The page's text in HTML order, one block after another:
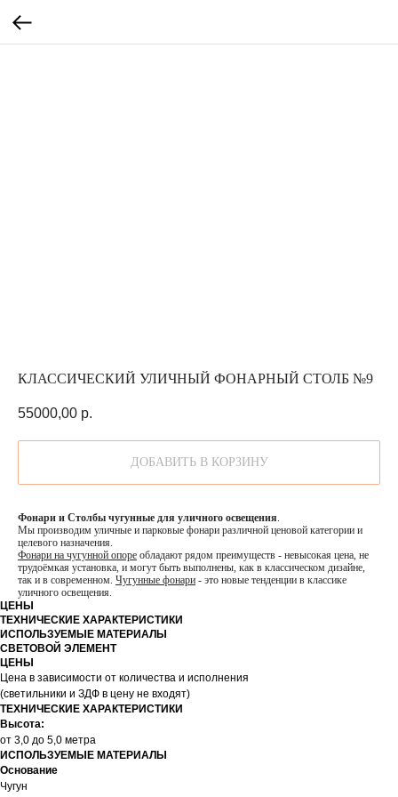
КЛАССИЧЕСКИЙ УЛИЧНЫЙ ФОНАРНЫЙ СТОЛБ №9
55000,00 р.
ДОБАВИТЬ В КОРЗИНУ
Фонари и Столбы чугунные для уличного освещения.
Мы производим уличные и парковые фонари различной ценовой категории и
целевого назначения.
Фонари на чугунной опоре обладают рядом преимуществ - невысокая цена, не
трудоёмкая установка, и могут быть выполнены, как в классическом дизайне,
так и в современном. Чугунные фонари - это новые тенденции в классике
уличного освещения.
ЦЕНЫ
ТЕХНИЧЕСКИЕ ХАРАКТЕРИСТИКИ
ИСПОЛЬЗУЕМЫЕ МАТЕРИАЛЫ
СВЕТОВОЙ ЭЛЕМЕНТ
ЦЕНЫ
Цена в зависимости от количества и исполнения
(светильники и ЗДФ в цену не входят)
ТЕХНИЧЕСКИЕ ХАРАКТЕРИСТИКИ
Высота:
от 3,0 до 5,0 метра
ИСПОЛЬЗУЕМЫЕ МАТЕРИАЛЫ
Основание
Чугун